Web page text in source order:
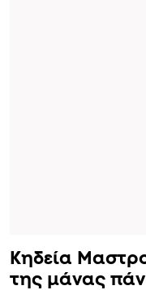
Κηδεία
της μάνας